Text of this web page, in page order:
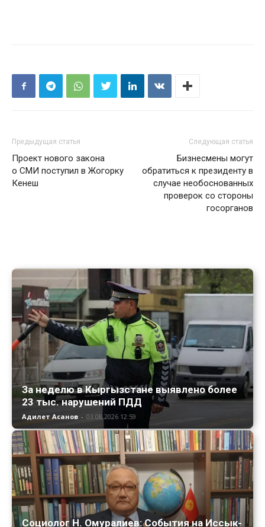
Предыдущая статья
Проект нового закона
о СМИ поступил в Жогорку
Кенеш
Следующая статья
Бизнесмены могут
обратиться к президенту в
случае необоснованных
проверок со стороны
госорганов
За неделю в Кыргызстане выявлено более
23 тыс. нарушений ПДД
Адилет Асанов - 03.08.2026 12:59
Социолог Н. Омуралиев: События на Иссык-